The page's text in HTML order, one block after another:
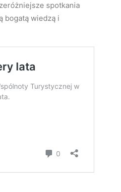
spotkania
bogatą wiedzą i